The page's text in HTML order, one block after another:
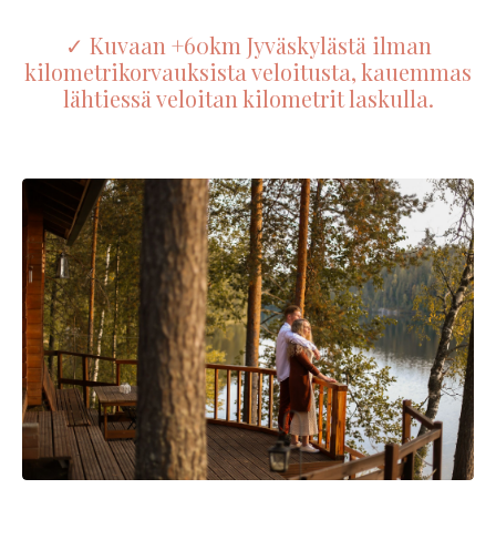
✓ Kuvaan +60km Jyväskylästä ilman
kilometrikorvauksista veloitusta, kauemmas
lähtiessä veloitan kilometrit laskulla.